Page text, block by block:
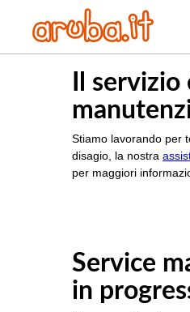
Il servizio
Stiamo lavorando per
disagio, la nostra
per maggiori
Service
in